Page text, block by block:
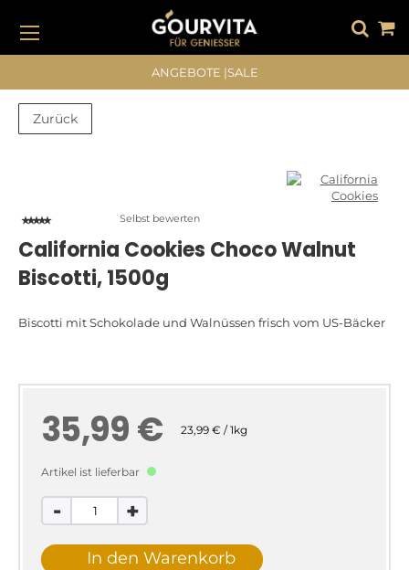
DIREKT
ZUM
INHALT
#DRÜCKEN SIE DIE EINGABETASTE, UM ZU SUCHEN
ANGEBOTE |SALE
Zurück
springen
springen
Selbst bewerten
California Cookies Choco Walnut
Biscotti, 1500g
Biscotti mit Schokolade und Walnüssen frisch vom US-Bäcker
35,99 € 23,99 € / 1kg
Artikel ist lieferbar
- +
In den Warenkorb